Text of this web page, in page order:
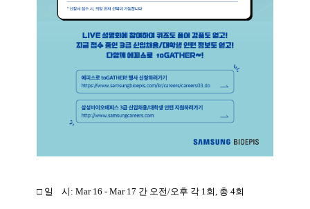
□ 일 시 : Mar 16 - Mar 17 간 오전/오후 각 1 회 총 4회